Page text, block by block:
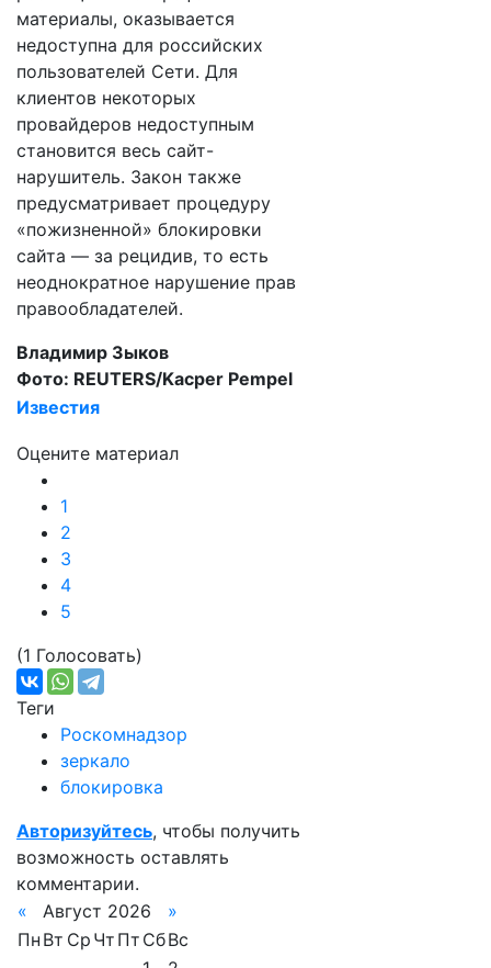
материалы, оказывается
недоступна для российских
пользователей Сети. Для
клиентов некоторых
провайдеров недоступным
становится весь сайт-
нарушитель. Закон также
предусматривает процедуру
«пожизненной» блокировки
сайта — за рецидив, то есть
неоднократное нарушение прав
правообладателей.
Владимир Зыков
Фото: REUTERS/Kacper Pempel
Известия
Оцените материал
1
2
3
4
5
(1 Голосовать)
Теги
Роскомнадзор
зеркало
блокировка
Авторизуйтесь, чтобы получить
возможность оставлять
комментарии.
«
Август 2026
»
Пн Вт Ср Чт Пт СбВс